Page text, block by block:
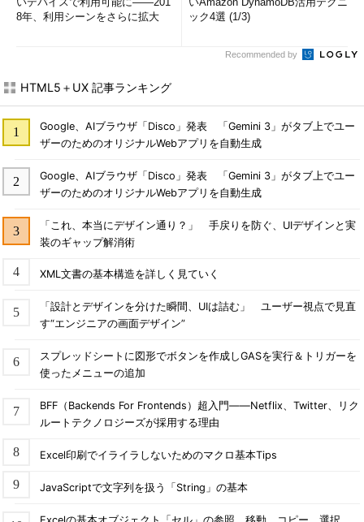
8年、利用シーンをさらに拡大
ック4選 (1/3)
Recommended by
HTML5＋UX 記事ランキング
Google、AIブラウザ「Disco」発表 「Gemini 3」がタブ上でユー
ザーのためのオリジナルWebアプリを自動生成
Google、AIブラウザ「Disco」発表 「Gemini 3」がタブ上でユー
ザーのためのオリジナルWebアプリを自動生成
「これ、本当にデザイン通り？」 手戻りを防ぐ、UIデザインと実
装のギャップ解消術
XML文書の基本構造を詳しく見ていく
「設計とデザインを分けた瞬間、UIは詰む」 ユーザー視点で見直
す“エンジニアの画面デザイン”
スプレッドシートに図形でボタンを作成しGASを実行＆トリガーを
使ったメニューの追加
BFF（Backends For Frontends）超入門――Netflix、Twitter、リク
ルートテクノロジーズが採用する理由
Excel印刷でイライラしないためのマクロ基本Tips
JavaScriptで文字列を扱う「String」の基本